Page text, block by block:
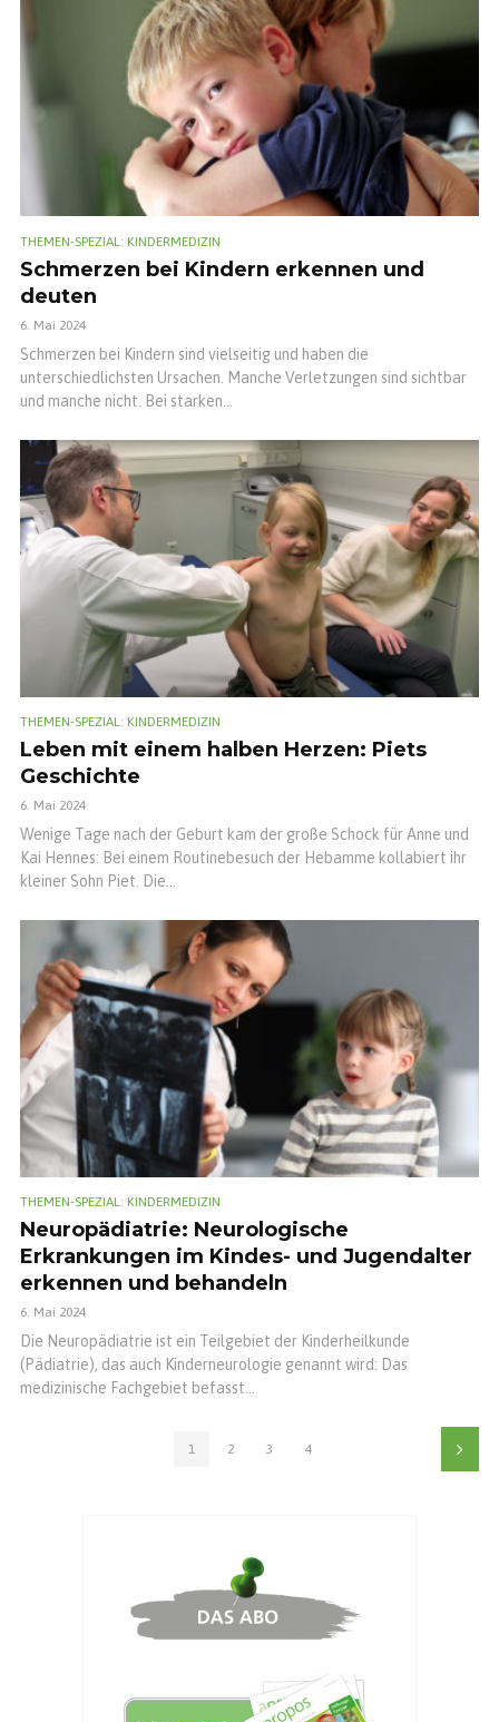
THEMEN-SPEZIAL: KINDERMEDIZIN
Schmerzen bei Kindern erkennen und
deuten
6. Mai 2024
Schmerzen bei Kindern sind vielseitig und haben die
unterschiedlichsten Ursachen. Manche Verletzungen sind sichtbar
und manche nicht. Bei starken...
THEMEN-SPEZIAL: KINDERMEDIZIN
Leben mit einem halben Herzen: Piets
Geschichte
6. Mai 2024
Wenige Tage nach der Geburt kam der große Schock für Anne und
Kai Hennes: Bei einem Routinebesuch der Hebamme kollabiert ihr
kleiner Sohn Piet. Die...
THEMEN-SPEZIAL: KINDERMEDIZIN
Neuropädiatrie: Neurologische
Erkrankungen im Kindes- und Jugendalter
erkennen und behandeln
6. Mai 2024
Die Neuropädiatrie ist ein Teilgebiet der Kinderheilkunde
(Pädiatrie), das auch Kinderneurologie genannt wird: Das
medizinische Fachgebiet befasst...
1 2 3 4